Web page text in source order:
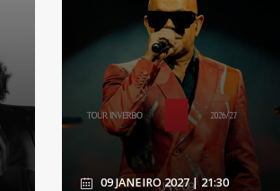
09 JANEIRO 2027 | 21:30